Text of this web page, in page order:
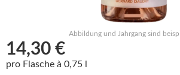
Abbildung und Jahrgang sind
14,30 €
pro Flasche à 0,75 l